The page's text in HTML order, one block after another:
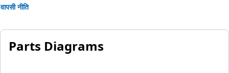
वापसी नीति
Parts Diagrams